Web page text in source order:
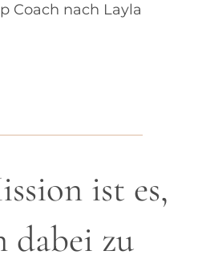
Coach nach Layla
ist es,
dabei zu